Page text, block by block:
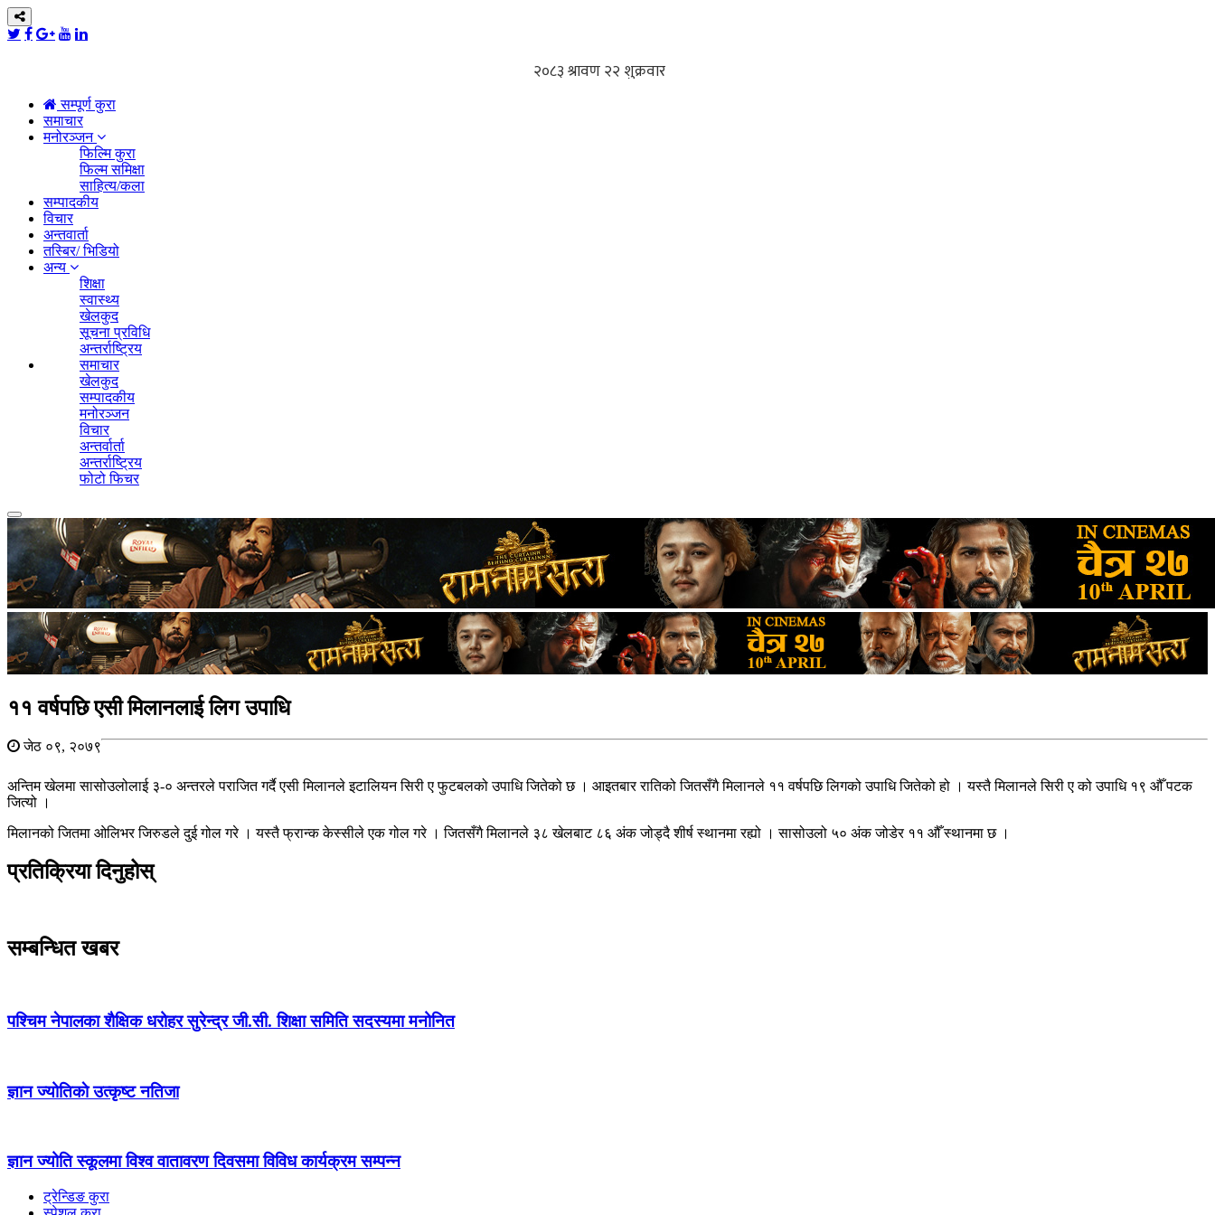
सम्पूर्ण कुरा
समाचार
मनोरञ्जन
फिल्मि कुरा
फिल्म समिक्षा
साहित्य/कला
सम्पादकीय
विचार
अन्तवार्ता
तस्बिर/ भिडियो
अन्य
शिक्षा
स्वास्थ्य
खेलकुद
सूचना प्रविधि
अन्तर्राष्ट्रिय
समाचार
खेलकुद
सम्पादकीय
मनोरञ्जन
विचार
अन्तर्वार्ता
अन्तर्राष्ट्रिय
फोटो फिचर
Toggle
navigation
११ वर्षपछि एसी मिलानलाई लिग उपाधि
जेठ ०९, २०७९
अन्तिम खेलमा सासोउलोलाई ३-० अन्तरले पराजित गर्दै एसी मिलानले इटालियन सिरी ए फुटबलको उपाधि जितेको छ । आइतबार रातिको जितसँगै मिलानले ११ वर्षपछि लिगको उपाधि जितेको हो । यस्तै मिलानले सिरी ए को उपाधि १९ औँ पटक
जित्यो ।
मिलानको जितमा ओलिभर जिरुडले दुई गोल गरे । यस्तै फ्रान्क केस्सीले एक गोल गरे । जितसँगै मिलानले ३८ खेलबाट ८६ अंक जोड्दै शीर्ष स्थानमा रह्यो । सासोउलो ५० अंक जोडेर ११ औँ स्थानमा छ ।
प्रतिक्रिया दिनुहोस्
सम्बन्धित खबर
पश्चिम नेपालका शैक्षिक धरोहर सुरेन्द्र जी.सी. शिक्षा समिति सदस्यमा मनोनित
ज्ञान ज्योतिकाे उत्कृष्ट नतिजा
ज्ञान ज्योति स्कूलमा विश्व वातावरण दिवसमा विविध कार्यक्रम सम्पन्न
ट्रेन्डिङ कुरा